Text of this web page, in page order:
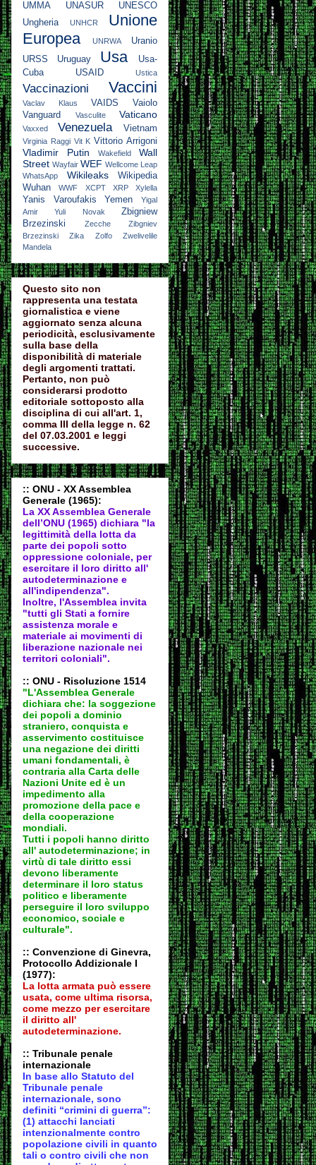
UMMA UNASUR
UNESCO
Ungheria
UNHCR
Unione
Europea
UNRWA
Uranio
URSS
Uruguay Usa
Usa-
Cuba
USAID Ustica
Vaccinazioni Vaccini
Vaclav Klaus VAIDS
Vaiolo
Vanguard
Vasculite Vaticano
Vaxxed Venezuela Vietnam
Virginia Raggi Vit K Vittorio Arrigoni
Vladimir Putin Wakefield
Wall
Street Wayfair WEF Wellcome Leap
WhatsApp
Wikileaks
Wikipedia
Wuhan
WWF XCPT XRP Xylella
Yanis Varoufakis Yemen
Yigal
Amir
Yuli Novak
Zbigniew
Brzezinski
Zecche
Zibgniev
Brzezinski
Zika Zolfo
Zwelivelile
Mandela
Questo sito non
rappresenta una testata
giornalistica e viene
aggiornato senza alcuna
periodicità, esclusivamente
sulla base della
disponibilità di materiale
degli argomenti trattati.
Pertanto, non può
considerarsi prodotto
editoriale sottoposto alla
disciplina di cui all'art. 1,
comma III della legge n. 62
del 07.03.2001 e leggi
successive.
:: ONU - XX Assemblea
Generale (1965):
La XX Assemblea Generale
dell’ONU (1965) dichiara "la
legittimità della lotta da
parte dei popoli sotto
oppressione coloniale, per
esercitare il loro diritto all'
autodeterminazione e
all'indipendenza".
Inoltre, l'Assemblea invita
"tutti gli Stati a fornire
assistenza morale e
materiale ai movimenti di
liberazione nazionale nei
territori coloniali".
:: ONU - Risoluzione 1514
"L'Assemblea Generale
dichiara che: la soggezione
dei popoli a dominio
straniero, conquista e
asservimento costituisce
una negazione dei diritti
umani fondamentali, è
contraria alla Carta delle
Nazioni Unite ed è un
impedimento alla
promozione della pace e
della cooperazione
mondiali.
Tutti i popoli hanno diritto
all' autodeterminazione; in
virtù di tale diritto essi
devono liberamente
determinare il loro status
politico e liberamente
perseguire il loro sviluppo
economico, sociale e
culturale".
:: Convenzione di Ginevra,
Protocollo Addizionale I
(1977):
La lotta armata può essere
usata, come ultima risorsa,
come mezzo per esercitare
il diritto all'
autodeterminazione.
:: Tribunale penale
internazionale
In base allo Statuto del
Tribunale penale
internazionale, sono
definiti “crimini di guerra”:
(1) attacchi lanciati
intenzionalmente contro
popolazione civili in quanto
tali o contro civili che non